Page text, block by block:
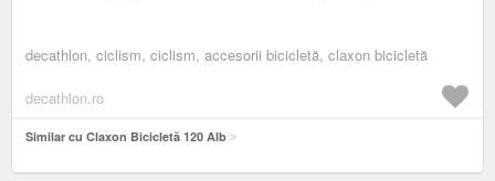
decathlon, ciclism, ciclism, accesorii bicicletă, claxon bicicletă
decathlon.ro
Similar cu Claxon Bicicletă 120 Alb